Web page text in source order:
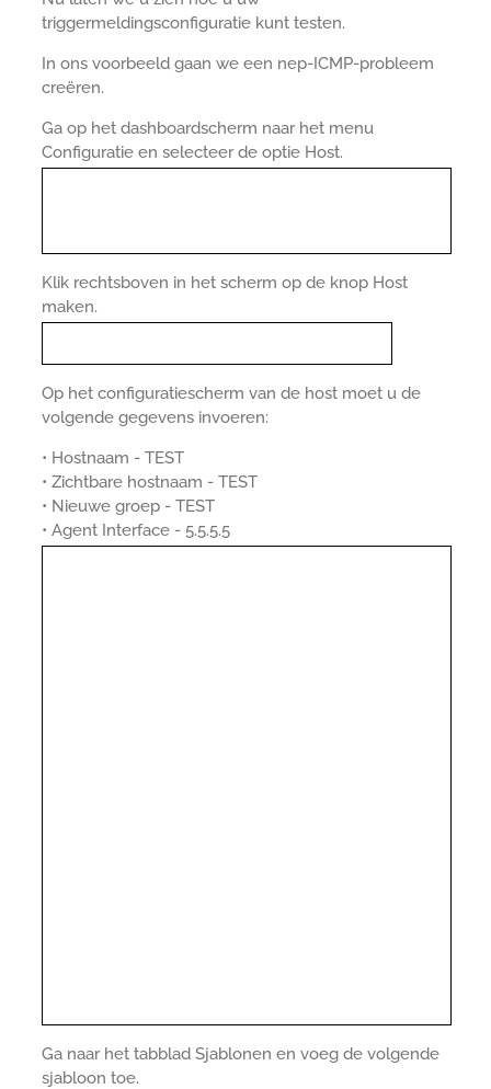
triggermeldingsconfiguratie kunt testen.
In ons voorbeeld gaan we een nep-ICMP-probleem
creëren.
Ga op het dashboardscherm naar het menu
Configuratie en selecteer de optie Host.
Klik rechtsboven in het scherm op de knop Host
maken.
Op het configuratiescherm van de host moet u de
volgende gegevens invoeren:
• Hostnaam - TEST
• Zichtbare hostnaam - TEST
• Nieuwe groep - TEST
• Agent Interface - 5.5.5.5
Ga naar het tabblad Sjablonen en voeg de volgende
sjabloon toe.